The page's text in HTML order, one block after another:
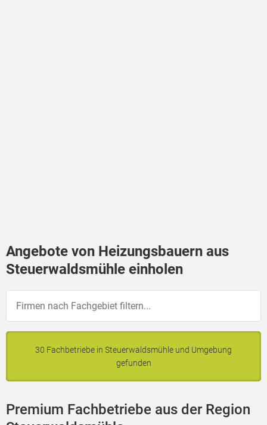
Angebote von Heizungsbauern aus
Steuerwaldsmühle einholen
30 Fachbetriebe in Steuerwaldsmühle und Umgebung
gefunden
Premium Fachbetriebe aus der Region